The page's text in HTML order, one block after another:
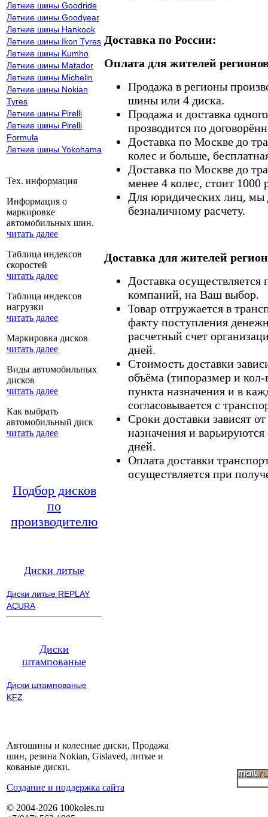
Летние шины Goodride
Летние шины Goodyear
Летние шины Hankook
Летние шины Ikon Tyres
Летние шины Kumho
Летние шины Matador
Летние шины Michelin
Летние шины Nokian
Tyres
Летние шины Pirelli
Летние шины Pirelli
Formula
Летние шины Yokohama
Тех. информация
Информация о
маркировке
автомобильных шин.
читать далее
Таблица индексов
скоростей
читать далее
Таблица индексов
нагрузки
читать далее
Маркировка дисков
читать далее
Виды автомобильных
дисков
читать далее
Как выбрать
автомобильный диск
читать далее
Подбор дисков
по
производителю
Диски литые
Диски литые REPLAY
ACURA
Диски
штампованые
Диски штампованые
KFZ
Доставка по России:
Оплата для жителей
Продажа в регионы
шины или 4 диска.
Продажа и доставка
прозводится по
Доставка по Москве до
колес и больше,
Доставка по Москве до
менее 4 колес, стоит 1000
Для юридических лиц, мы
безналичному расчету.
Доставка для жителей
Доставка
компаний, на Ваш выбор.
Товар отгружается в
факту поступления
расчетный счет
дней.
Стоимость доставки
объёма (типоразмер и кол-
пункта назначения и в
согласовывается с
Сроки доставки зависят
назначения и
дней.
Оплата доставки
осуществляется при
Автошины и колесные диски, Продажа
шин, резина Nokian, Gislaved, литые и
кованые диски.
Cоздание и поддержка сайта
© 2004-2026 100koles.ru